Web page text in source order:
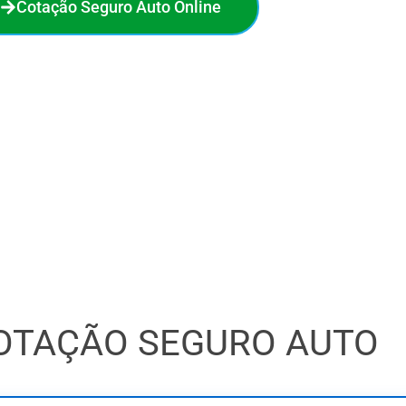
Cotação Seguro Auto Online
SEGURO AUTO